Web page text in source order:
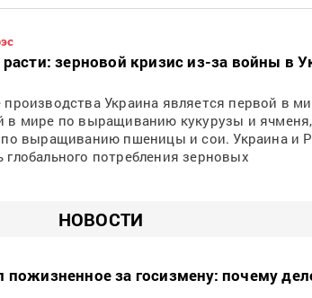
зерновой кризис из-за войны в
производства Украина является первой в
в мире по выращиванию кукурузы и
выращиванию пшеницы и сои. Украина и
глобального потребления зерновых
НОВОСТИ
за госизмену: почему